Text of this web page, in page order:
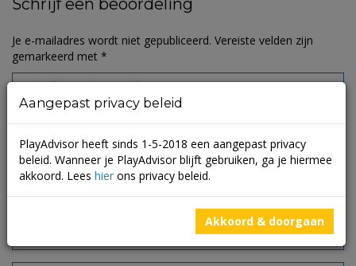
Schrijf een beoordeling
Je e-mailadres wordt niet gepubliceerd. Vereiste velden zijn
gemarkeerd met *
Aangepast privacy beleid
PlayAdvisor heeft sinds 1-5-2018 een aangepast privacy
beleid. Wanneer je PlayAdvisor blijft gebruiken, ga je hiermee
akkoord. Lees hier ons privacy beleid.
Akkoord & doorgaan